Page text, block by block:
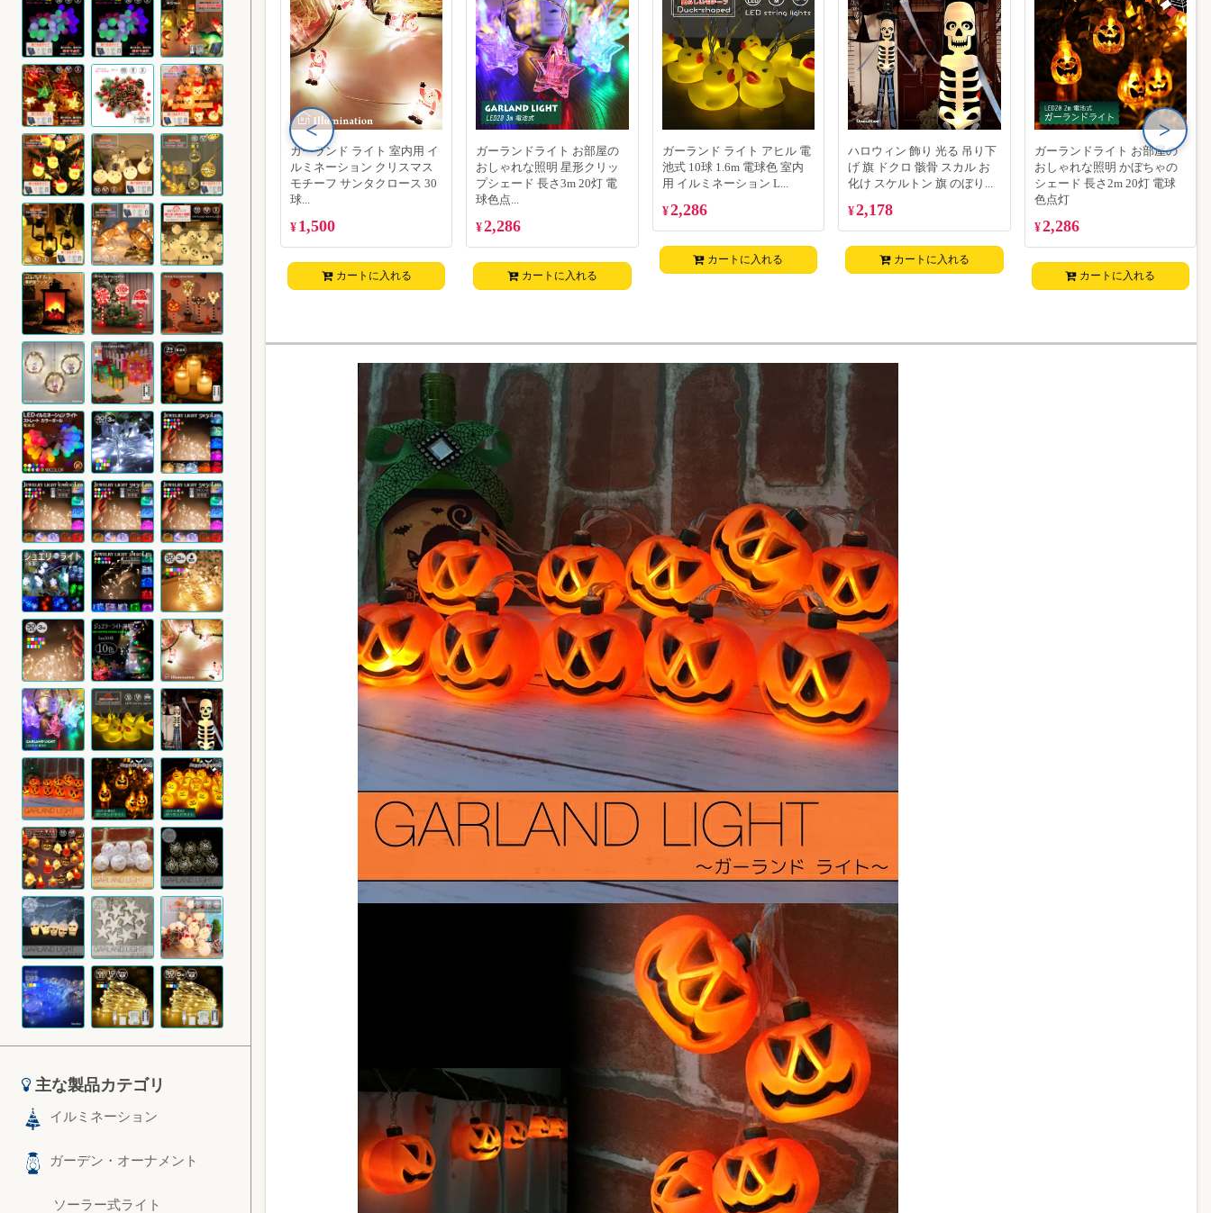
主な製品カテゴリ
イルミネーション
ガーデン・オーナメント
ソーラー式ライト
ガーランド ライト 室内用 イ
ルミネーション クリスマス
モチーフ サンタクロース 30
球...
¥ 1,500
カートに入れる
ガーランドライト お部屋の
おしゃれな照明 星形クリッ
プシェード 長さ3m 20灯 電
球色点...
¥2,286
カートに入れる
ガーランド ライト アヒル 電
池式 10球 1.6m 電球色 室内
用 イルミネーション L...
¥2,286
カートに入れる
ハロウィン 飾り 光る 吊り下
げ 旗 ドクロ 骸骨 スカル お
化け スケルトン 旗 のぼり...
¥2,178
カートに入れる
ガーランドライト お部屋の
おしゃれな照明 かぼちゃの
シェード 長さ2m 20灯 電球
色点灯
¥2,286
カートに入れる
< >